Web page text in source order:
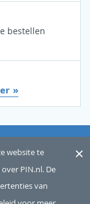
bestellen
alle rechten
CONTACT
website te
PIN.nl. De
van
×